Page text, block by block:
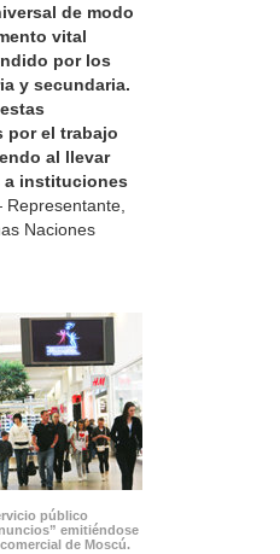
de modo
vital
por los
y secundaria.
por el trabajo
al llevar
a instituciones
Naciones
público
emitiéndose
de Moscú.